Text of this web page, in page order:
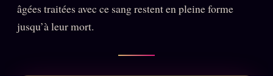
Oracle z/S
Oracle Analyse
âgées traitées avec ce sang restent en pleine forme
jusqu’à leur mort.